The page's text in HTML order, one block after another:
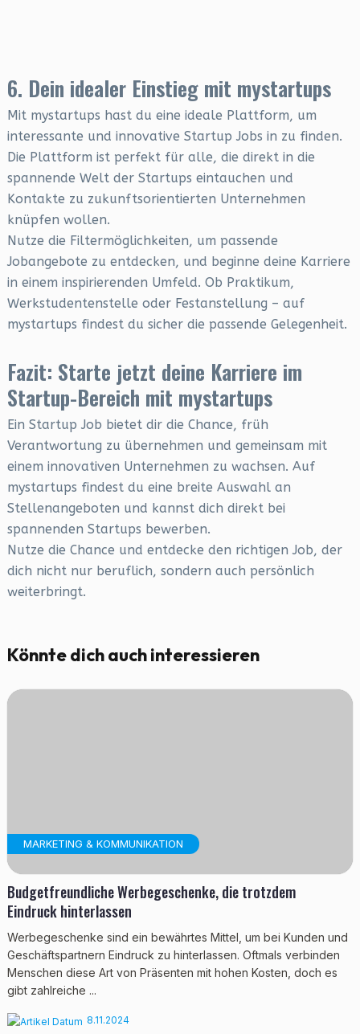
6. Dein idealer Einstieg mit mystartups
Mit mystartups hast du eine ideale Plattform, um
interessante und innovative Startup Jobs in zu finden.
Die Plattform ist perfekt für alle, die direkt in die
spannende Welt der Startups eintauchen und
Kontakte zu zukunftsorientierten Unternehmen
knüpfen wollen.
Nutze die Filtermöglichkeiten, um passende
Jobangebote zu entdecken, und beginne deine Karriere
in einem inspirierenden Umfeld. Ob Praktikum,
Werkstudentenstelle oder Festanstellung – auf
mystartups findest du sicher die passende Gelegenheit.
Fazit: Starte jetzt deine Karriere im
Startup-Bereich mit mystartups
Ein Startup Job bietet dir die Chance, früh
Verantwortung zu übernehmen und gemeinsam mit
einem innovativen Unternehmen zu wachsen. Auf
mystartups findest du eine breite Auswahl an
Stellenangeboten und kannst dich direkt bei
spannenden Startups bewerben.
Nutze die Chance und entdecke den richtigen Job, der
dich nicht nur beruflich, sondern auch persönlich
weiterbringt.
Könnte dich auch interessieren
MARKETING & KOMMUNIKATION
Budgetfreundliche Werbegeschenke, die trotzdem
Eindruck hinterlassen
Werbegeschenke sind ein bewährtes Mittel, um bei Kunden und
Geschäftspartnern Eindruck zu hinterlassen. Oftmals verbinden
Menschen diese Art von Präsenten mit hohen Kosten, doch es
gibt zahlreiche ...
8.11.2024